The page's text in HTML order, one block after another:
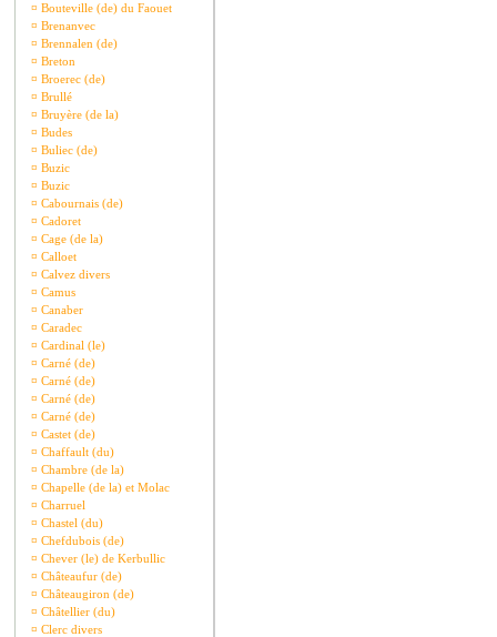
¤ Bouteville (de) du Faouet
¤ Brenanvec
¤ Brennalen (de)
¤ Breton
¤ Broerec (de)
¤ Brullé
¤ Bruyère (de la)
¤ Budes
¤ Buliec (de)
¤ Buzic
¤ Buzic
¤ Cabournais (de)
¤ Cadoret
¤ Cage (de la)
¤ Calloet
¤ Calvez divers
¤ Camus
¤ Canaber
¤ Caradec
¤ Cardinal (le)
¤ Carné (de)
¤ Carné (de)
¤ Carné (de)
¤ Carné (de)
¤ Castet (de)
¤ Chaffault (du)
¤ Chambre (de la)
¤ Chapelle (de la) et Molac
¤ Charruel
¤ Chastel (du)
¤ Chefdubois (de)
¤ Chever (le) de Kerbullic
¤ Châteaufur (de)
¤ Châteaugiron (de)
¤ Châtellier (du)
¤ Clerc divers